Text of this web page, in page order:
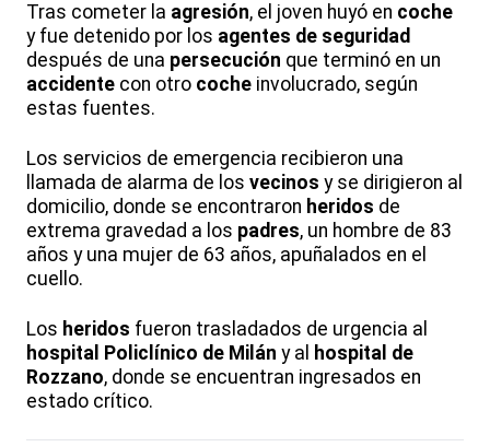
Tras cometer la agresión, el joven huyó en coche
y fue detenido por los agentes de seguridad
después de una persecución que terminó en un
accidente con otro coche involucrado, según
estas fuentes.
Los servicios de emergencia recibieron una
llamada de alarma de los vecinos y se dirigieron al
domicilio, donde se encontraron heridos de
extrema gravedad a los padres, un hombre de 83
años y una mujer de 63 años, apuñalados en el
cuello.
Los heridos fueron trasladados de urgencia al
hospital Policlínico de Milán y al hospital de
Rozzano, donde se encuentran ingresados en
estado crítico.